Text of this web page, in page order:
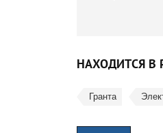
НАХОДИТСЯ В
Гранта